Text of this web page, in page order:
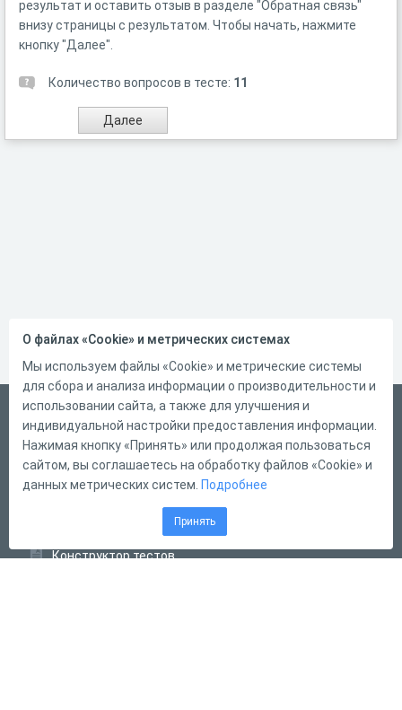
результат и оставить отзыв в разделе "Обратная связь"
внизу страницы с результатом. Чтобы начать, нажмите
кнопку "Далее".
Количество вопросов в тесте: 11
Русский
Справка
Форма обратной связи
Конструктор тестов
О файлах «Cookie» и метрических системах
Мы используем файлы «Cookie» и метрические системы
для сбора и анализа информации о производительности и
использовании сайта, а также для улучшения и
индивидуальной настройки предоставления информации.
Нажимая кнопку «Принять» или продолжая пользоваться
сайтом, вы соглашаетесь на обработку файлов «Cookie» и
данных метрических систем. Подробнее
Принять